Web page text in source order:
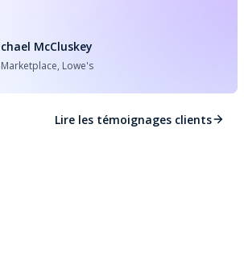
McCluskey
Marketplace, Lowe's
Lire les témoignages clients